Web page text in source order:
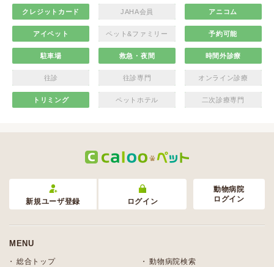
クレジットカード JAHA会員 アニコム
アイペット ペット&ファミリー 予約可能
駐車場 救急・夜間 時間外診療
往診 往診専門 オンライン診療
トリミング ペットホテル 二次診療専門
新規ユーザ登録 ログイン
動物病院
ログイン
MENU
総合トップ 動物病院検索